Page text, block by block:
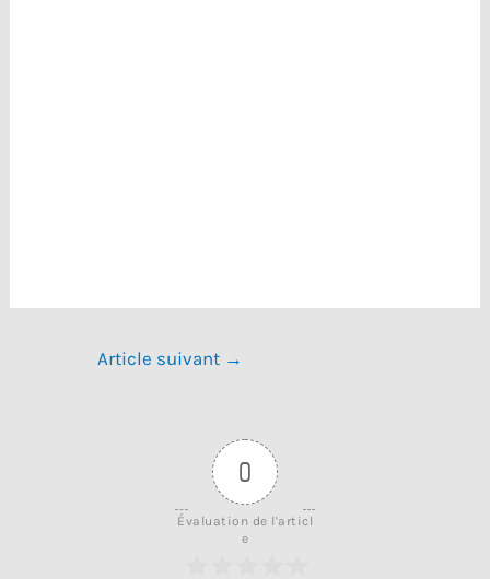
Article suivant →
0
Évaluation de l'articl
e